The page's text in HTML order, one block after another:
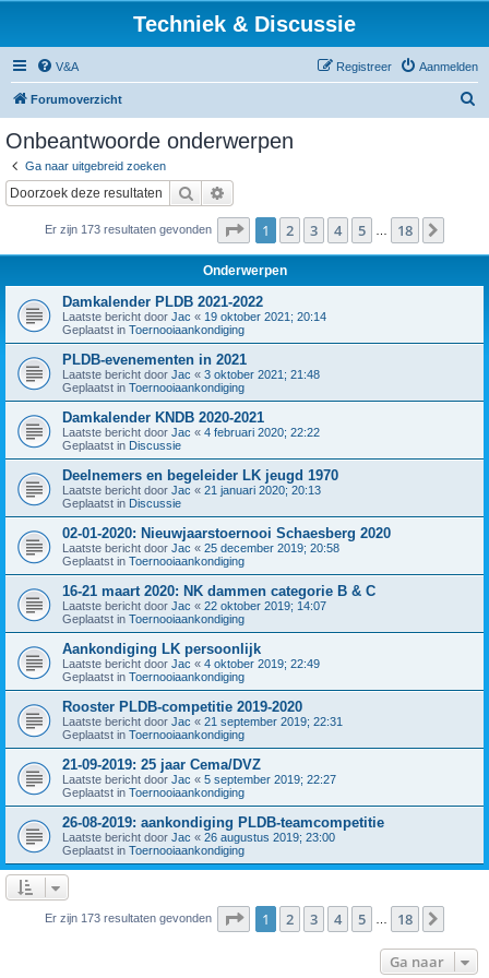
Techniek & Discussie
V&A Aanmelden
Registreer
Forumoverzicht
Onbeantwoorde onderwerpen
Ga naar uitgebreid zoeken
Zoek
Er zijn 173 resultaten gevonden Pagina van 18
1 2 3 4 5 18
Onderwerpen
Damkalender PLDB 2021-2022
Laatste bericht door Jac « 19 oktober 2021; 20:14
Geplaatst in Toernooiaankondiging
PLDB-evenementen in 2021
Laatste bericht door Jac « 3 oktober 2021; 21:48
Geplaatst in Toernooiaankondiging
Damkalender KNDB 2020-2021
Laatste bericht door Jac « 4 februari 2020; 22:22
Geplaatst in Discussie
Deelnemers en begeleider LK jeugd 1970
Laatste bericht door Jac « 21 januari 2020; 20:13
Geplaatst in Discussie
02-01-2020: Nieuwjaarstoernooi Schaesberg 2020
Laatste bericht door Jac « 25 december 2019; 20:58
Geplaatst in Toernooiaankondiging
16-21 maart 2020: NK dammen categorie B & C
Laatste bericht door Jac « 22 oktober 2019; 14:07
Geplaatst in Toernooiaankondiging
Aankondiging LK persoonlijk
Laatste bericht door Jac « 4 oktober 2019; 22:49
Geplaatst in Toernooiaankondiging
Rooster PLDB-competitie 2019-2020
Laatste bericht door Jac « 21 september 2019; 22:31
Geplaatst in Toernooiaankondiging
21-09-2019: 25 jaar Cema/DVZ
Laatste bericht door Jac « 5 september 2019; 22:27
Geplaatst in Toernooiaankondiging
26-08-2019: aankondiging PLDB-teamcompetitie
Laatste bericht door Jac « 26 augustus 2019; 23:00
Geplaatst in Toernooiaankondiging
Er zijn 173 resultaten gevonden Pagina van 18
1 2 3 4 5 18
Ga naar